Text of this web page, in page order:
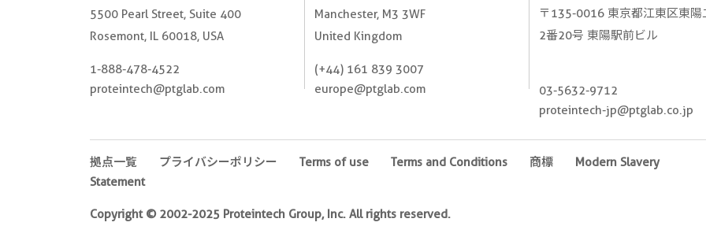
5500 Pearl Street, Suite 400
Rosemont, IL 60018, USA
1-888-478-4522
proteintech@ptglab.com
Manchester, M3 3WF
United Kingdom
(+44) 161 839 3007
europe@ptglab.com
〒135-0016 東京都江東区東陽
2番20号 東陽駅前ビル
03-5632-9712
proteintech-jp@ptglab.co.jp
拠点一覧 プライバシーポリシー Terms of use Terms and Conditions 商標
Modern Slavery
Statement
Copyright © 2002-2025 Proteintech Group, Inc. All rights reserved.